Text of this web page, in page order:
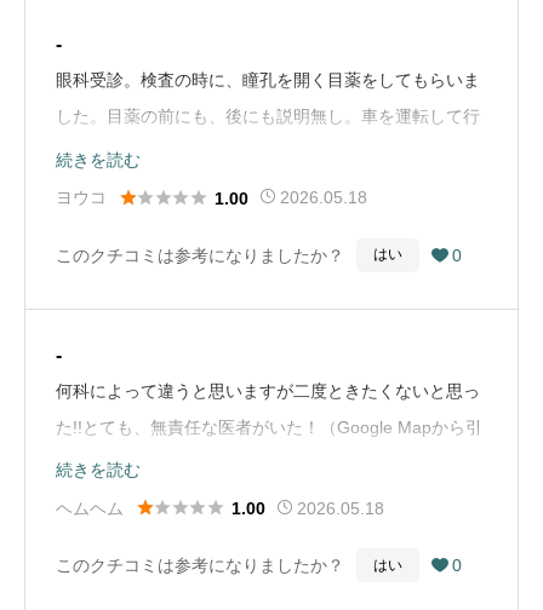
-
眼科受診。検査の時に、瞳孔を開く目薬をしてもらいま
した。目薬の前にも、後にも説明無し。車を運転して行
ってましたが、なにも言われませんでした。そのまま運
転して帰りました。(めっちゃ眩しかった💧)そーゆーも
いといけない。」と言ったのでもういいや、と思って帰
続きを読む
ヨウコ
 1.00 2026.05.18
このクチコミは参考になりましたか？ はい  0
-
何科によって違うと思いますが二度ときたくないと思っ
た!!とても、無責任な医者がいた！（Google Mapから引
用）
続きを読む
ヘムヘム
 1.00 2026.05.18
このクチコミは参考になりましたか？ はい  0